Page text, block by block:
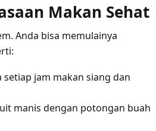
Makan Sehat
Anda bisa memulainya
jam makan siang dan
manis dengan potongan buah